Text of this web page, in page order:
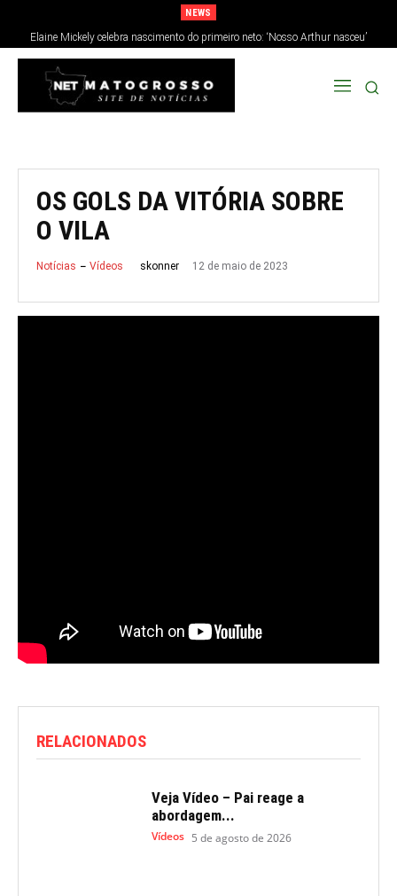
NEWS
Elaine Mickely celebra nascimento do primeiro neto: ‘Nosso Arthur nasceu’
OS GOLS DA VITÓRIA SOBRE
O VILA
Notícias Vídeos skonner 12 de maio de 2023
RELACIONADOS
Veja Vídeo – Pai reage a
abordagem...
Vídeos 5 de agosto de 2026